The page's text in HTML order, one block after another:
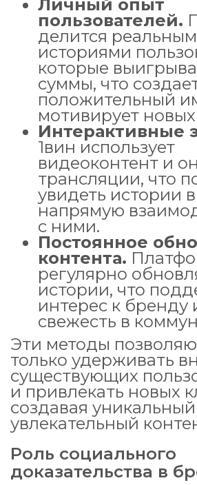
Личный опыт
пользователей.
делится
историями
которые
суммы, что
положительный
мотивирует
Интерактивные
1вин использует
видеоконтент и
трансляции, что
увидеть истории
напрямую
с ними.
Постоянное
контента.
регулярно
истории, что
интерес к бренду
свежесть в
Эти методы
только удерживать
существующих
и привлекать новых
создавая
увлекательный
Роль социального
доказательства в